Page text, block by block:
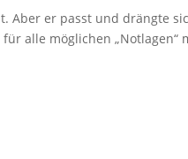
Aber er passt und drängte
alle möglichen „Notlagen“